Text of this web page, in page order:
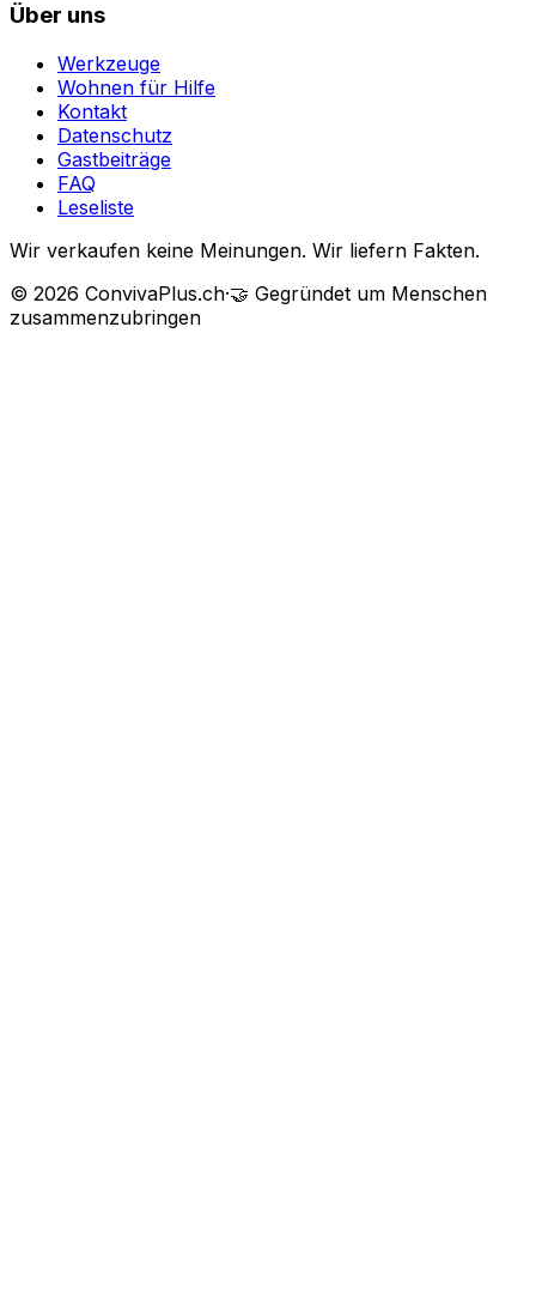
Über uns
Werkzeuge
Wohnen für Hilfe
Kontakt
Datenschutz
Gastbeiträge
FAQ
Leseliste
Wir verkaufen keine Meinungen. Wir liefern Fakten.
© 2026 ConvivaPlus.ch·🤝 Gegründet um Menschen
zusammenzubringen